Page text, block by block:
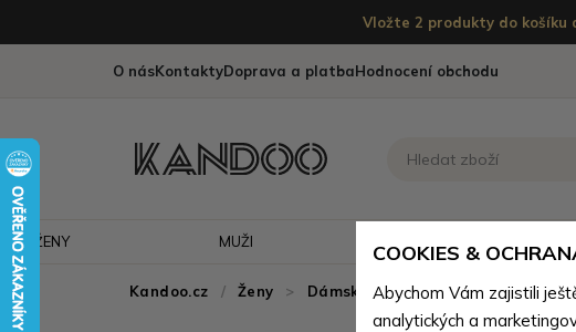
Vložte 2 produkty do košíku
O násKontaktyDoprava a platbaHodnocení obchodu
ŽENY MUŽI
Kandoo.cz Ženy > Dámské etue a organizéry >
COOKIES &
Abychom Vám zajistili
analytických a